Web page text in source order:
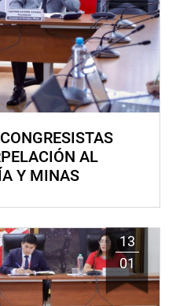
AL
Y MINAS
13
01